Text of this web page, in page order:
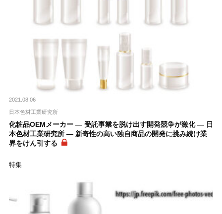
2021.08.06
日本色材工業研究所
化粧品OEMメーカー ― 受託事業を脱け出す開発競争が激化 ― 日
本色材工業研究所 ― 新奇性の高い独自商品の開発に挑み続け業
界をけん引する
特集